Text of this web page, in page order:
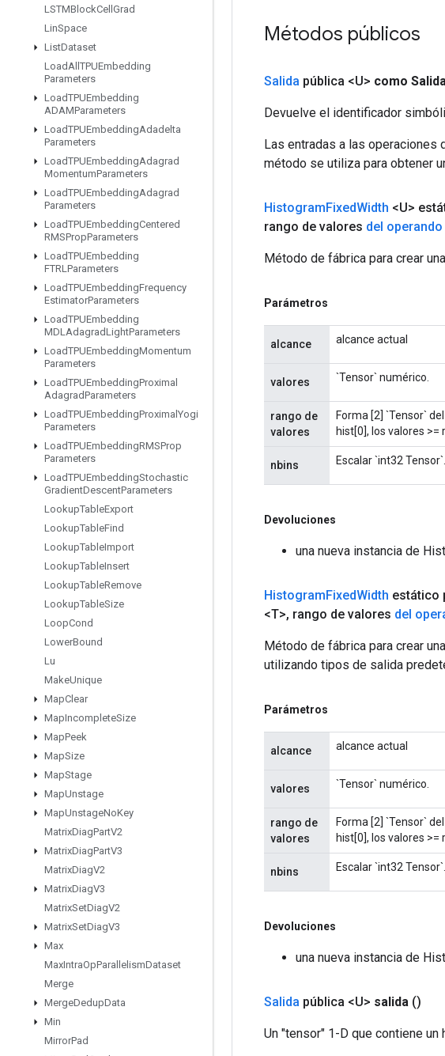
LSTMBlockCell Grad
LinSpace
ListDataset
LoadAll TPUEmbedding
Parameters
LoadTPUEmbedding
ADAMParameters
LoadTPUEmbeddingAdadelta
Parameters
LoadTPUEmbeddingAdagrad
MomentumParameters
LoadTPUEmbeddingAdagrad
Parameters
LoadTPUEmbeddingCentered
RMSPropParameters
LoadTPUEmbedding
FTRLParameters
LoadTPUEmbeddingFrequency
EstimatorParameters
LoadTPUEmbedding
MDLAdagradLightParameters
LoadTPUEmbeddingMomentum
Parameters
LoadTPUEmbeddingProximal
AdagradParameters
LoadTPUEmbeddingProximal Yogi
Parameters
LoadTPUEmbeddingRMSProp
Parameters
LoadTPUEmbeddingStochastic
GradientDescentParameters
LookupTableExport
LookupTableFind
LookupTableImport
LookupTableInsert
LookupTableRemove
LookupTableSize
LoopCond
LowerBound
Lu
MakeUnique
MapClear
MapIncompleteSize
MapPeek
MapSize
MapStage
MapUnstage
MapUnstageNoKey
MatrixDiagPartV2
MatrixDiagPartV3
MatrixDiagV2
MatrixDiagV3
MatrixSetDiagV2
MatrixSetDiagV3
Max
MaxIntraOpParallelismDataset
Merge
MergeDedupData
Min
MirrorPad
Métodos públicos
Salida pública <U> como
Devuelve el identificador
Las entradas a las operaciones
método se utiliza para obtener
HistogramFixedWidth <U>
rango de valores del operando
Método de fábrica para crear
Parámetros
alcance alcance actual
valores `Tensor` numérico.
rango de
valores
Forma [2] `Tensor`
hist[0], los valores >=
nbins Escalar `int32
Devoluciones
una nueva instancia de
HistogramFixedWidth estático
<T>, rango de valores del
Método de fábrica para crear
utilizando tipos de salida
Parámetros
alcance alcance actual
valores `Tensor` numérico.
rango de
valores
Forma [2] `Tensor`
hist[0], los valores >=
nbins Escalar `int32
Devoluciones
una nueva instancia de
Salida pública <U> salida ()
Un "tensor" 1-D que contiene un